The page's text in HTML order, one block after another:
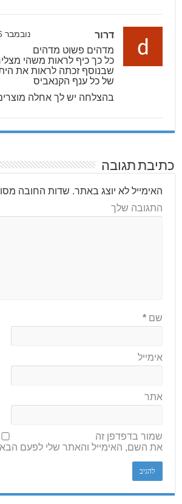
דרור נובמבר 6, 2018 at 1:15 am
מדהים פשוט מדהים
כל כך כיף לראות משהי
שבנוסף זכתה לראות את
של כל ענף הקנאביס
בהצלחה יש לך אחלה
כתיבת תגובה
האימייל לא יוצג באתר. שדות החובה
התגובה שלך
שם*
אימייל
אתר
שמור בדפדפן זה
את השם, האימייל והאתר שלי לפעם